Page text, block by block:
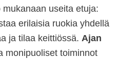
useita etuja:
erilaisia ruokia yhdellä
ja tilaa keittiössä. Ajan
monipuoliset toiminnot